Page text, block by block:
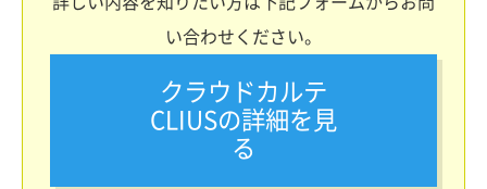
い合わせください。
クラウドカルテ
CLIUSの詳細を見
る